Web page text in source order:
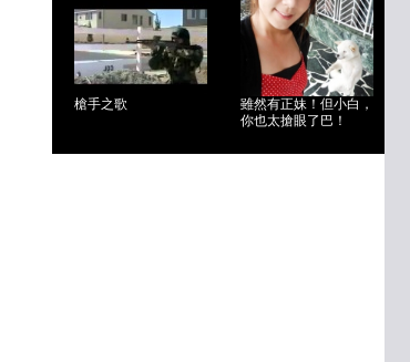
槍手之歌
雖然有正妹！但小白，
你也太搶眼了巴！